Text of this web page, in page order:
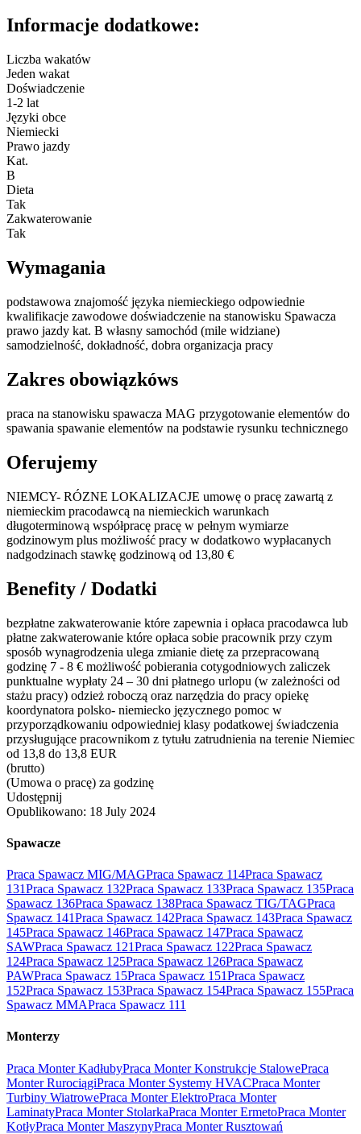
Informacje dodatkowe:
Liczba wakatów
Jeden wakat
Doświadczenie
1-2 lat
Języki obce
Niemiecki
Prawo jazdy
Kat.
B
Dieta
Tak
Zakwaterowanie
Tak
Wymagania
podstawowa znajomość języka niemieckiego odpowiednie
kwalifikacje zawodowe doświadczenie na stanowisku Spawacza
prawo jazdy kat. B własny samochód (mile widziane)
samodzielność, dokładność, dobra organizacja pracy
Zakres obowiązkóws
praca na stanowisku spawacza MAG przygotowanie elementów do
spawania spawanie elementów na podstawie rysunku technicznego
Oferujemy
NIEMCY- RÓZNE LOKALIZACJE umowę o pracę zawartą z
niemieckim pracodawcą na niemieckich warunkach
długoterminową współpracę pracę w pełnym wymiarze
godzinowym plus możliwość pracy w dodatkowo wypłacanych
nadgodzinach stawkę godzinową od 13,80 €
Benefity / Dodatki
bezpłatne zakwaterowanie które zapewnia i opłaca pracodawca lub
płatne zakwaterowanie które opłaca sobie pracownik przy czym
sposób wynagrodzenia ulega zmianie dietę za przepracowaną
godzinę 7 - 8 € możliwość pobierania cotygodniowych zaliczek
punktualne wypłaty 24 – 30 dni płatnego urlopu (w zależności od
stażu pracy) odzież roboczą oraz narzędzia do pracy opiekę
koordynatora polsko- niemiecko języcznego pomoc w
przyporządkowaniu odpowiedniej klasy podatkowej świadczenia
przysługujące pracownikom z tytułu zatrudnienia na terenie Niemiec
od 13,8 do 13,8 EUR
(brutto)
(Umowa o pracę) za godzinę
Udostępnij
Opublikowano: 18 July 2024
Spawacze
Praca Spawacz MIG/MAGPraca Spawacz 114Praca Spawacz
131Praca Spawacz 132Praca Spawacz 133Praca Spawacz 135Praca
Spawacz 136Praca Spawacz 138Praca Spawacz TIG/TAGPraca
Spawacz 141Praca Spawacz 142Praca Spawacz 143Praca Spawacz
145Praca Spawacz 146Praca Spawacz 147Praca Spawacz
SAWPraca Spawacz 121Praca Spawacz 122Praca Spawacz
124Praca Spawacz 125Praca Spawacz 126Praca Spawacz
PAWPraca Spawacz 15Praca Spawacz 151Praca Spawacz
152Praca Spawacz 153Praca Spawacz 154Praca Spawacz 155Praca
Spawacz MMAPraca Spawacz 111
Monterzy
Praca Monter KadłubyPraca Monter Konstrukcje StalowePraca
Monter RurociągiPraca Monter Systemy HVACPraca Monter
Turbiny WiatrowePraca Monter ElektroPraca Monter
LaminatyPraca Monter StolarkaPraca Monter ErmetoPraca Monter
KotłyPraca Monter MaszynyPraca Monter Rusztowań